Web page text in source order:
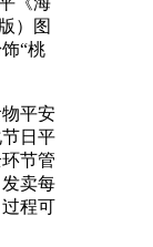
）图
“桃
平安
日平
节管
卖每
程可